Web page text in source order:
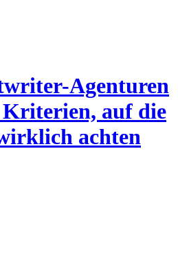
Agenturen
Kriterien, auf die
achten